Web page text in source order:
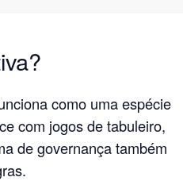
como uma espécie
com jogos de tabuleiro,
de governança também